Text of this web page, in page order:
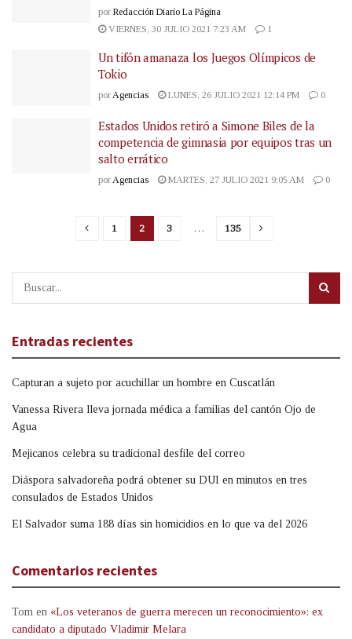
por Redacción Diario La Página
VIERNES, 30 JULIO 2021 7:23 AM
1
Un tifón amanaza los Juegos Olímpicos de
Tokio
porAgencias LUNES, 26 JULIO 2021 12:14 PM 0
Estados Unidos retiró a Simone Biles de la
competencia de gimnasia por equipos tras un
salto errático
por Agencias MARTES, 27 JULIO 2021 9:05 AM 0
1 2 3 … 135
Entradas recientes
Capturan a sujeto por acuchillar un hombre en Cuscatlán
Vanessa Rivera lleva jornada médica a familias del cantón Ojo de
Agua
Mejicanos celebra su tradicional desfile del correo
Diáspora salvadoreña podrá obtener su DUI en minutos en tres
consulados de Estados Unidos
El Salvador suma 188 días sin homicidios en lo que va del 2026
Comentarios recientes
Tom en «Los veteranos de guerra merecen un reconocimiento»: ex
candidato a diputado Vladimir Melara